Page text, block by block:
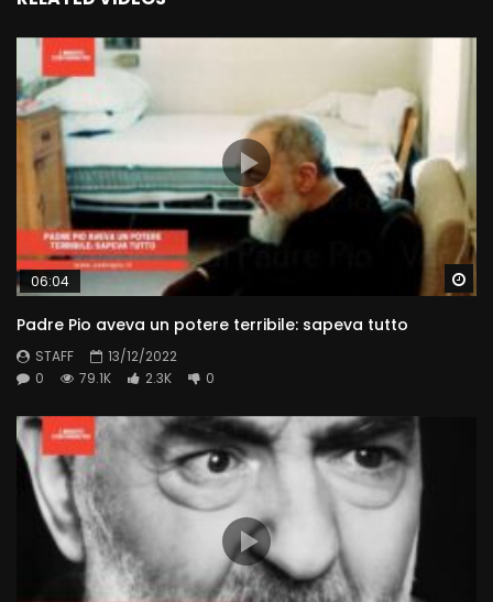
06:04
Padre Pio aveva un potere terribile: sapeva tutto
STAFF
13/12/2022
0
79.1K 2.3K 0